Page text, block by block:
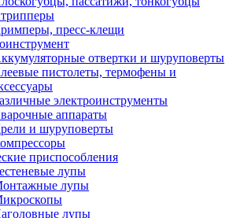
пресс-клещи
отвертки и шуруповерты
пистолеты, термофены и
электроинструменты
аппараты
и шуруповерты
приспособления
лупы
лупы
лупы